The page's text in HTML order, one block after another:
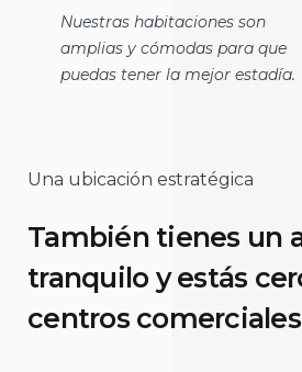
Nuestras habitaciones son
amplias y cómodas para que
puedas tener la mejor estadía.
Una ubicación estratégica
También tienes un
tranquilo y estás
centros